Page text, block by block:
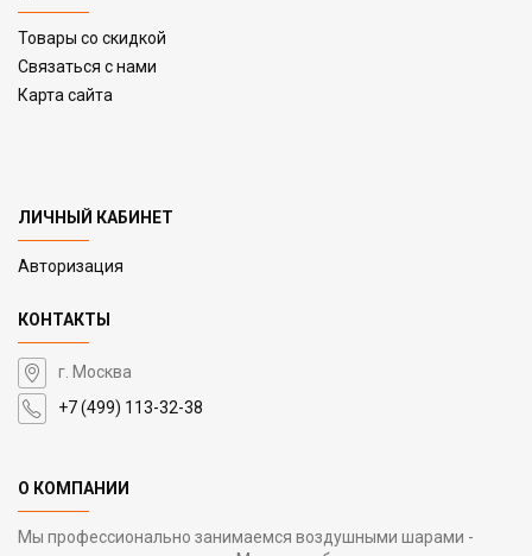
Товары со скидкой
Связаться с нами
Карта сайта
ЛИЧНЫЙ КАБИНЕТ
Авторизация
КОНТАКТЫ
г. Москва
+7 (499) 113-32-38
О КОМПАНИИ
Мы профессионально занимаемся воздушными шарами -